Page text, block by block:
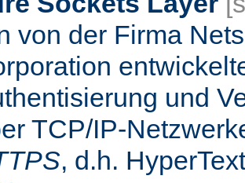
von der Firma
und
TCP/IP-
, d.h.